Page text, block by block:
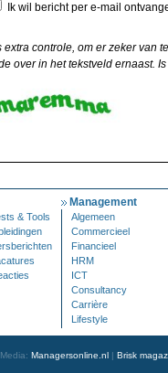
Ik wil bericht per e-mail
extra controle, om er zeker van
over in het tekstveld ernaast.
& Tools
Management
Algemeen
Commercieel
Financieel
HRM
ICT
Consultancy
Carrière
Lifestyle
Managersonline.nl | Brisk